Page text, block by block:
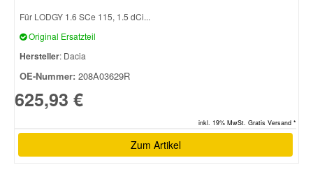
Für LODGY 1.6 SCe 115, 1.5 dCi...
Original Ersatzteil
Hersteller: Dacia
OE-Nummer: 208A03629R
625,93 €
inkl. 19% MwSt. Gratis Versand *
Zum Artikel